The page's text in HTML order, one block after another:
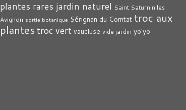
plantes rares jardin naturel Saint Saturnin les
Avignon sortie botanique Sérignan du Comtat troc aux
plantes troc vert vaucluse vide jardin yo'yo